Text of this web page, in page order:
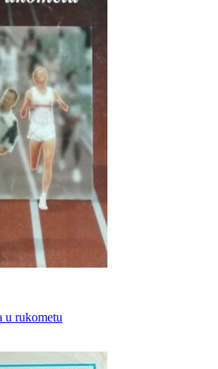
u rukometu